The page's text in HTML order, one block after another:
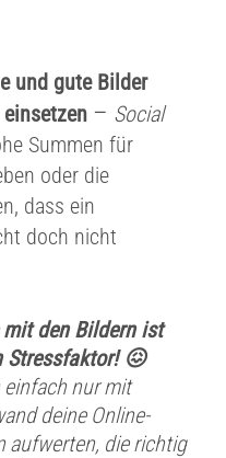
und gute Bilder
– Social
Summen für
oder die
dass ein
doch nicht
den Bildern ist
Stressfaktor! 😖
nur mit
deine Online-
aufwerten, die richtig